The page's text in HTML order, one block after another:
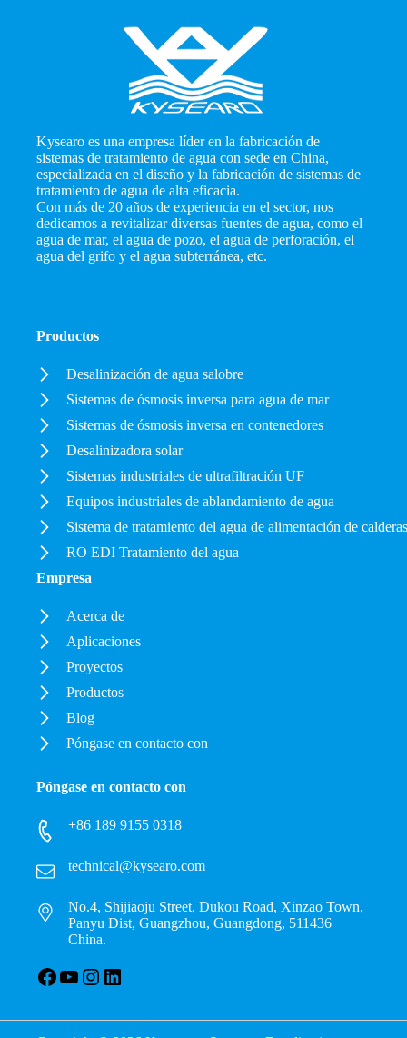
Kysearo es una empresa líder en la fabricación de
sistemas de tratamiento de agua con sede en China,
especializada en el diseño y la fabricación de sistemas de
tratamiento de agua de alta eficacia.
Con más de 20 años de experiencia en el sector, nos
dedicamos a revitalizar diversas fuentes de agua, como el
agua de mar, el agua de pozo, el agua de perforación, el
agua del grifo y el agua subterránea, etc.
Productos
Desalinización de agua salobre
Sistemas de ósmosis inversa para agua de mar
Sistemas de ósmosis inversa en contenedores
Desalinizadora solar
Sistemas industriales de ultrafiltración UF
Equipos industriales de ablandamiento de agua
Sistema de tratamiento del agua de alimentación de
RO EDI Tratamiento del agua
Empresa
Acerca de
Aplicaciones
Proyectos
Productos
Blog
Póngase en contacto con
Póngase en contacto con
+86 189 9155 0318
technical@kysearo.com
No.4, Shijiaoju Street, Dukou Road, Xinzao Town,
Panyu Dist, Guangzhou, Guangdong, 511436
China.
Facebook
YouTube
Instagram
LinkedIn